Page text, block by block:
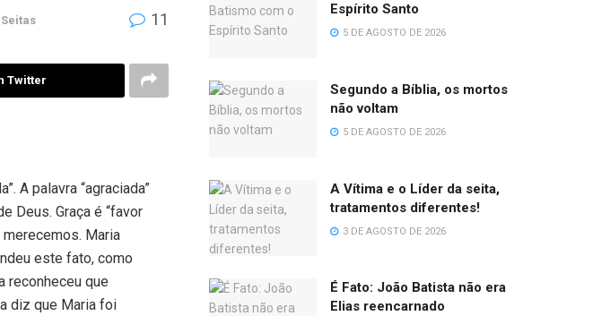
Seitas 11
Twitter
A palavra “agraciada”
Deus. Graça é “favor
Maria
este fato, como
reconheceu que
diz que Maria foi
Espírito Santo
5 DE AGOSTO DE 2026
Segundo a Bíblia, os mortos
não voltam
5 DE AGOSTO DE 2026
A Vítima e o Líder da seita,
tratamentos diferentes!
3 DE AGOSTO DE 2026
É Fato: João Batista não era
Elias reencarnado